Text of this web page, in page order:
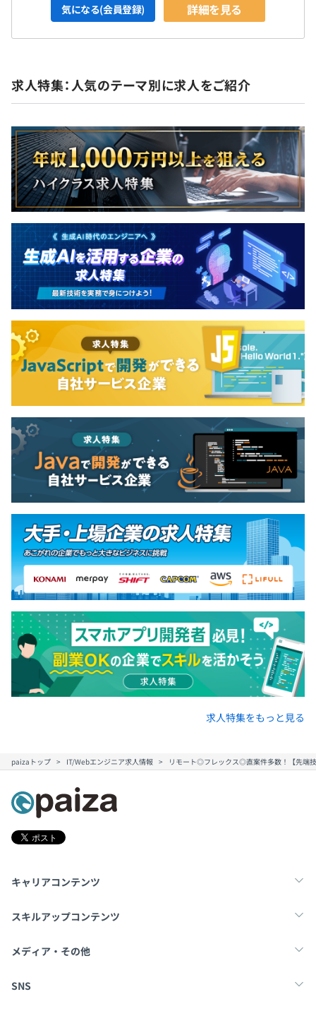
気になる(会員登録) 詳細を見る
求人特集：人気のテーマ別に求人をご紹介
求人特集をもっと見る
paizaトップ IT/Webエンジニア求人情報 リモート◎フレックス◎直案件多数！【先端
キャリアコンテンツ
転職・キャリア
スキルアップコンテンツ
学習
メディア・その他
Tech Team Journal
SNS